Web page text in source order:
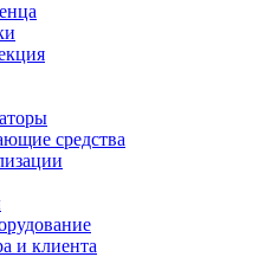
средства
и клиента